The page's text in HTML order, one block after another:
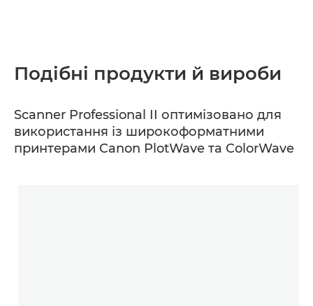
Подібні продукти й вироби
Scanner Professional II оптимізовано для
використання із широкоформатними
принтерами Canon PlotWave та ColorWave